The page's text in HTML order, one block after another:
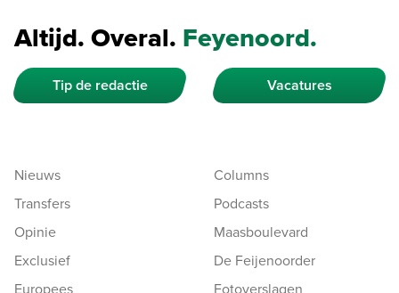
Altijd. Overal. Feyenoord.
Tip de redactie Vacatures
Nieuws
Transfers
Opinie
Exclusief
Columns
Podcasts
Maasboulevard
De Feijenoorder